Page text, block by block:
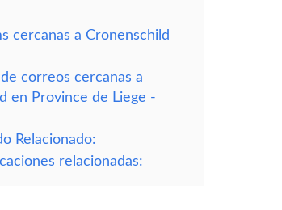
cercanas a Cronenschild
correos cercanas a
en Province de Liege -
Relacionado:
relacionadas: